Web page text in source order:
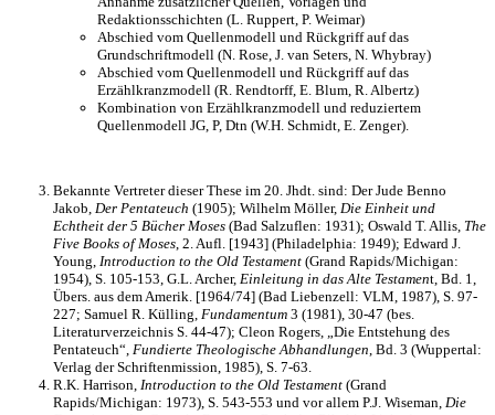
Redaktionsschichten (L. Ruppert, P. Weimar)
Abschied vom Quellenmodell und Rückgriff auf das
Grundschriftmodell (N. Rose, J. van Seters, N. Whybray)
Abschied vom Quellenmodell und Rückgriff auf das
Erzählkranzmodell (R. Rendtorff, E. Blum, R. Albertz)
Kombination von Erzählkranzmodell und reduziertem
Quellenmodell JG, P, Dtn (W.H. Schmidt, E. Zenger).
Bekannte Vertreter dieser These im 20. Jhdt. sind: Der Jude Benno
Jakob, Der Pentateuch (1905); Wilhelm Möller, Die Einheit und
Echtheit der 5 Bücher Moses (Bad Salzuflen: 1931); Oswald T. Allis, The
Five Books of Moses , 2. Aufl. [1943] (Philadelphia: 1949); Edward J.
Young, Introduction to the Old Testament (Grand Rapids/Michigan:
1954), S. 105-153, G.L. Archer, Einleitung in das Alte Testament, Bd. 1,
Übers. aus dem Amerik. [1964/74] (Bad Liebenzell: VLM, 1987), S. 97-
227; Samuel R. Külling, Fundamentum 3 (1981), 30-47 (bes.
Literaturverzeichnis S. 44-47); Cleon Rogers, „Die Entstehung des
Pentateuch“, Fundierte Theologische Abhandlungen , Bd. 3 (Wuppertal:
Verlag der Schriftenmission, 1985), S. 7-63.
R.K. Harrison, Introduction to the Old Testament (Grand
Rapids/Michigan: 1973), S. 543-553 und vor allem P.J. Wiseman, Die